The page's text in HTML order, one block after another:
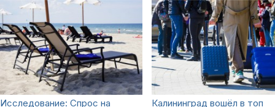
Исследование: Спрос на
Калининград вошёл в топ